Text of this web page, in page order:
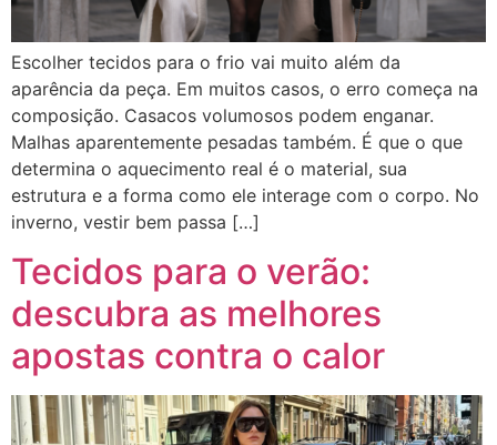
Escolher tecidos para o frio vai muito além da
aparência da peça. Em muitos casos, o erro começa na
composição. Casacos volumosos podem enganar.
Malhas aparentemente pesadas também. É que o que
determina o aquecimento real é o material, sua
estrutura e a forma como ele interage com o corpo. No
inverno, vestir bem passa […]
Tecidos para o verão:
descubra as melhores
apostas contra o calor